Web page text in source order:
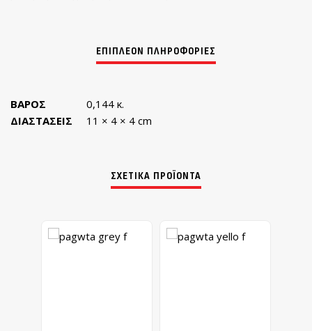
ΒΆΡΟΣ
0,144 κ.
ΔΙΑΣΤΆΣΕΙΣ
11 × 4 × 4 cm
ΣΧΕΤΙΚΆ ΠΡΟΪΌΝΤΑ